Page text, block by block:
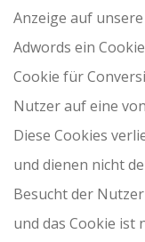
Anzeige auf
Adwords ein
Cookie für
Nutzer auf eine
Diese Cookies
und dienen nicht
Besucht der
und das Cookie ist